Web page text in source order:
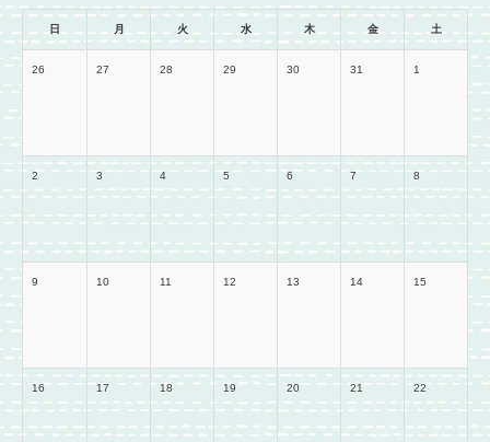
日 月 火 水 木 金 土
26 27 28 29 30 31 1
2 3 4 5 6 7 8
9 10 11 12 13 14 15
16 17 18 19 20 21 22